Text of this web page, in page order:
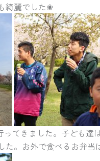
綺麗でした❀
てきました。子ども達
た。お外で食べるお弁